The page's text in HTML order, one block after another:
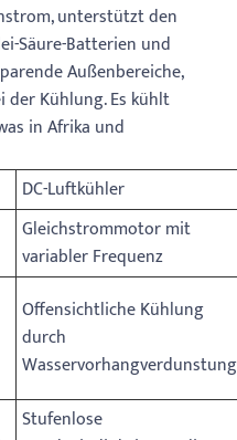
unterstützt den
Säure-Batterien und
Außenbereiche,
Kühlung. Es kühlt
in Afrika und
DC-Luftkühler
Gleichstrommotor mit
variabler Frequenz
Offensichtliche Kühlung
durch
Wasservorhangverdunstung
Stufenlose